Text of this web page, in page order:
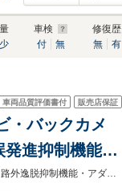
少
車検
付
無
修復歴
無
有
車両品質評価書付 販売店保証
・バックカメ
進抑制機能・
ヘッドライ 純正SDナビ・バックカメラ・ビルトインETC・両側パワスラ・衝突軽減ブレーキ誤発進抑制機能・路外逸脱抑制機能・アダクティブクルーズコントロール・LEDヘッドライト・純正16インチAW